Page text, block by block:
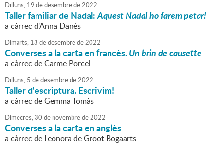
Dilluns, 19 dedesembrede2022
Taller familiar de Nadal:Aquest Nadal ho farem petar!
a càrrec d'Anna Danés
Dimarts, 13 dedesembrede2022
Converses a la carta en francès.Un brin de causette
a càrrec de Carme Porcel
Dilluns, 5 dedesembrede2022
Taller d'escriptura. Escrivim!
a càrrec de Gemma Tomàs
Dimecres,30 de novembrede2022
Converses a la carta en anglès
a càrrec de Leonora de Groot Bogaarts